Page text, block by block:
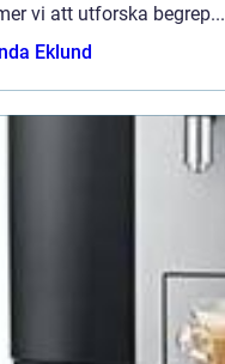
vi att utforska begrep...
Eklund